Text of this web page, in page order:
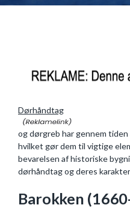
Dørhåndtag
og dørgreb har gennem
hvilket gør dem til vigtige
bevarelsen af historiske
dørhåndtag og deres
Barokken